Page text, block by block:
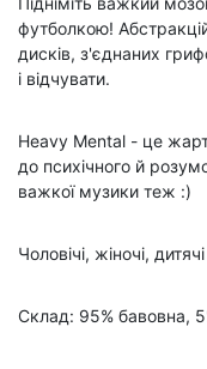
футболкою!
дисків, з'єднаних
і відчувати.
Heavy Mental - це
до психічного й
важкої музики теж :)
Чоловічі, жіночі, дитячі
Склад: 95% бавовна,